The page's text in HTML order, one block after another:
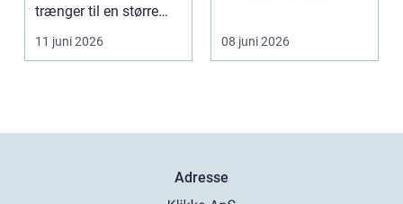
trænger til en større
renovering, er en dy...
11 juni 2026
mørke, ut...
08 juni 2026
Adresse